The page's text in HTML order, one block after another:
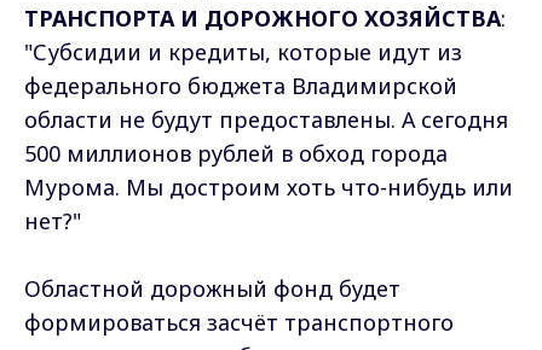
ТРАНСПОРТА И ДОРОЖНОГО ХОЗЯЙСТВА:
"Субсидии и кредиты, которые идут из
федерального бюджета Владимирской
области не будут предоставлены. А сегодня
500 миллионов рублей в обход города
Мурома. Мы достроим хоть что-нибудь или
нет?"
Областной дорожный фонд будет
формироваться засчёт транспортного